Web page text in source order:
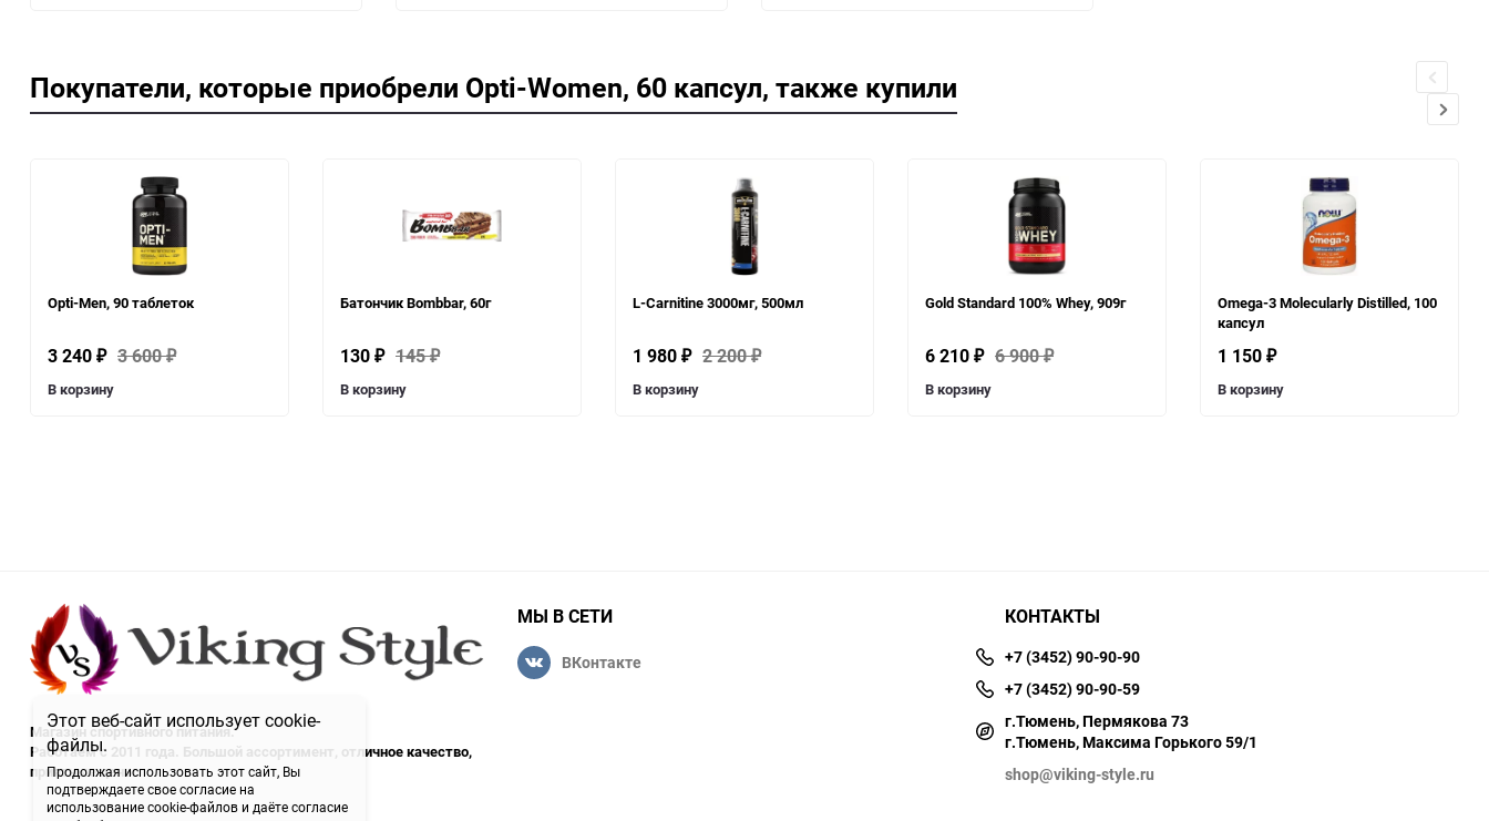
Этот веб-сайт использует cookie-
файлы.
Продолжая использовать этот сайт, Вы
подтверждаете свое согласие на
использование cookie-файлов и даёте согласие
Покупатели, которые приобрели Opti-Women, 60 капсул, также купили
Opti-Men, 90 таблеток
3 240 ₽ 3 600₽
В корзину
Батончик Bombbar, 60г
130 ₽ 145₽
В корзину
L-Carnitine 3000мг, 500мл
1 980 ₽ 2 200₽
В корзину
Gold Standard 100% Whey, 909г
6 210 ₽ 6 900₽
В корзину
Omega-3 Molecularly Distilled, 100
капсул
1 150 ₽
В корзину
Магазин спортивного питания.
Работаем с 2011 года. Большой ассортимент, отличное качество,
приятные цены.
МЫ В СЕТИ
ВКонтакте
КОНТАКТЫ
+7 (3452) 90-90-90
+7 (3452) 90-90-59
г.Тюмень, Пермякова 73
г.Тюмень, Максима Горького 59/1
shop@viking-style.ru